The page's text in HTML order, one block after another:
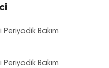
Bakım
Bakım